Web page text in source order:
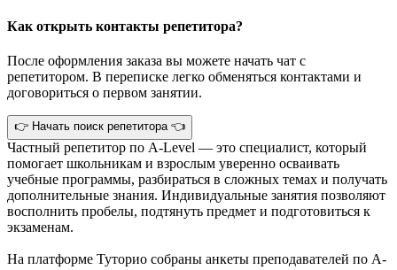
Как открыть контакты репетитора?
После оформления заказа вы можете начать чат с
репетитором. В переписке легко обменяться контактами и
договориться о первом занятии.
👉 Начать поиск репетитора 👈
Частный репетитор по A-Level — это специалист, который
помогает школьникам и взрослым уверенно осваивать
учебные программы, разбираться в сложных темах и получать
дополнительные знания. Индивидуальные занятия позволяют
восполнить пробелы, подтянуть предмет и подготовиться к
экзаменам.
На платформе Туторио собраны анкеты преподавателей по A-